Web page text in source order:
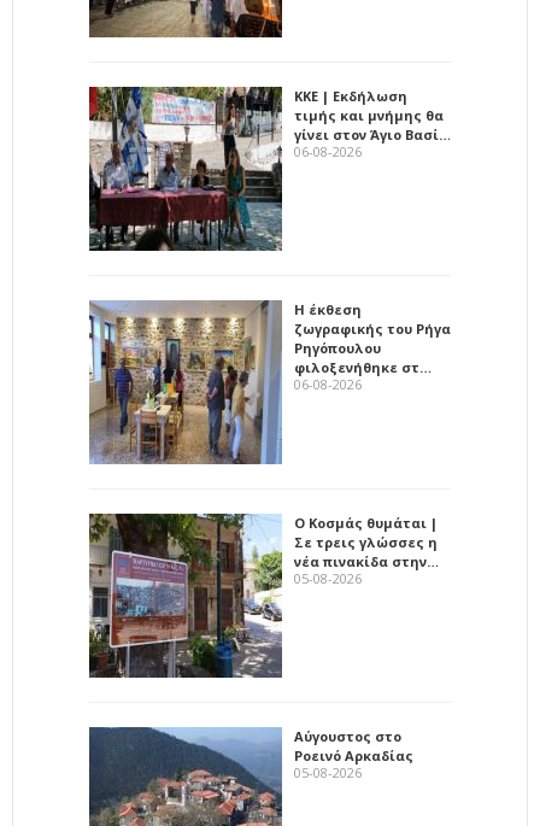
ΚΚΕ | Εκδήλωση
τιμής και μνήμης θα
γίνει στον Άγιο Βασί…
06-08-2026
Η έκθεση
ζωγραφικής του Ρήγα
Ρηγόπουλου
φιλοξενήθηκε στ…
06-08-2026
Ο Κοσμάς θυμάται |
Σε τρεις γλώσσες η
νέα πινακίδα στην…
05-08-2026
Αύγουστος στο
Ροεινό Αρκαδίας
05-08-2026